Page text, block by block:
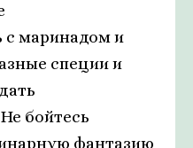
с маринадом и
специи и
бойтесь
фантазию